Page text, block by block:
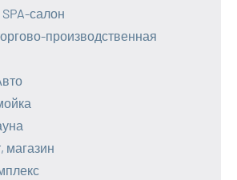
салон
производственная